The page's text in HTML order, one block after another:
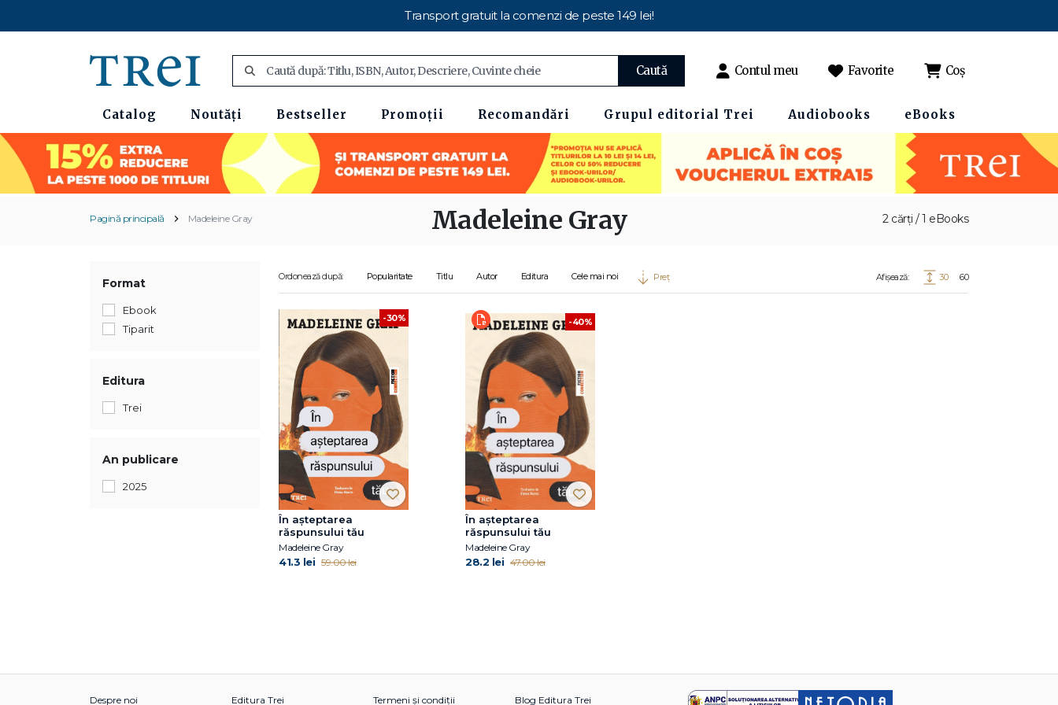
Transport gratuit la comenzi de peste 149 lei!
Caută Contul meu Favorite Coș
Catalog Noutăți Bestseller Promoții Recomandări Grupul editorial Trei Audiobooks eBooks
Pagină principală Madeleine Gray 2 cărți / 1 eBooks
Madeleine Gray
Format
Ebook
Tiparit
Editura
Trei
An publicare
2025
Ordonează după: Popularitate Titlu Autor Editura Cele mai noi Preț Afișează: 30 60
-30%
În așteptarea
răspunsului tău
Madeleine Gray
41.3 lei 59.00 lei
-40%
În așteptarea
răspunsului tău
Madeleine Gray
28.2 lei 47.00 lei
Despre noi Editura Trei Termeni și condiții Blog Editura Trei